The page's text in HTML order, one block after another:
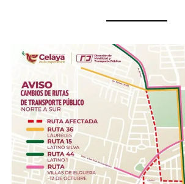
Insumos de limpieza.-
cloro, desinfectantes, escobas,
cubetas, jergas.
Higiene personal.- Shampoo,
barra, toallas húmedas, toallas
Herramientas .- Pala, pico,
cascos, pilas.